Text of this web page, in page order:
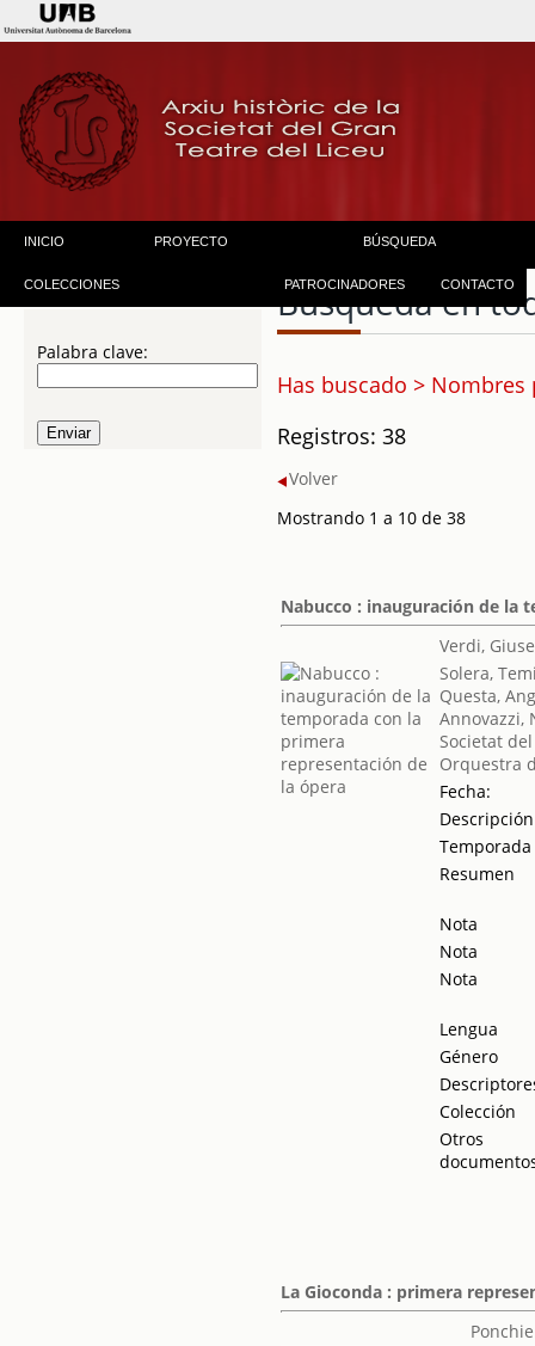
INICIO PROYECTO BÚSQUEDA
COLECCIONES PATROCINADORES CONTACTO
Palabra clave:
Búsqueda en
Has buscado >
Registros: 38
Volver
Mostrando 1 a 10 de 38
Nabucco : inauguración de la
Verdi,
Solera,
Questa,
Annovazzi,
Societat
Orquestra
Fecha:
Descripción
Temporada
Resumen
Nota
Nota
Nota
Lengua
Género
Colección
Otros
La Gioconda : primera